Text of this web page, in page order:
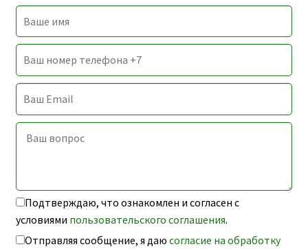
Подтверждаю, что ознакомлен и согласен с
условиями пользовательского соглашения.
Отправляя сообщение, я даю согласие на обработку